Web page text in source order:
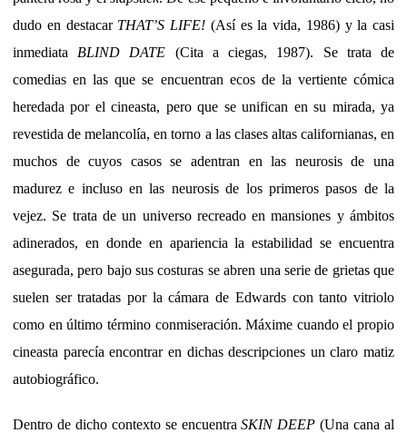
dudo en destacar THAT’S LIFE! (Así es la vida, 1986) y la casi
inmediata BLIND DATE (Cita a ciegas, 1987). Se trata de
comedias en las que se encuentran ecos de la vertiente cómica
heredada por el cineasta, pero que se unifican en su mirada, ya
revestida de melancolía, en torno a las clases altas californianas, en
muchos de cuyos casos se adentran en las neurosis de una
madurez e incluso en las neurosis de los primeros pasos de la
vejez. Se trata de un universo recreado en mansiones y ámbitos
adinerados, en donde en apariencia la estabilidad se encuentra
asegurada, pero bajo sus costuras se abren una serie de grietas que
suelen ser tratadas por la cámara de Edwards con tanto vitriolo
como en último término conmiseración. Máxime cuando el propio
cineasta parecía encontrar en dichas descripciones un claro matiz
autobiográfico.
Dentro de dicho contexto se encuentraSKIN DEEP (Una cana al